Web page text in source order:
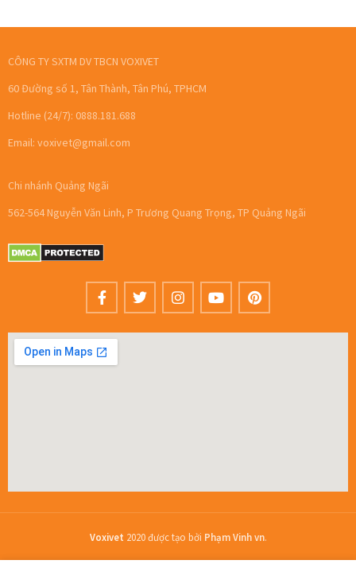
CÔNG TY SXTM DV TBCN VOXIVET
60 Đường số 1, Tân Thành, Tân Phú, TPHCM
Hotline (24/7): 0888.181.688
Email: voxivet@gmail.com
Chi nhánh Quảng Ngãi
562-564 Nguyễn Văn Linh, P Trương Quang Trọng, TP Quảng Ngãi
Voxivet 2020 được tạo bởi Phạm Vinh vn.